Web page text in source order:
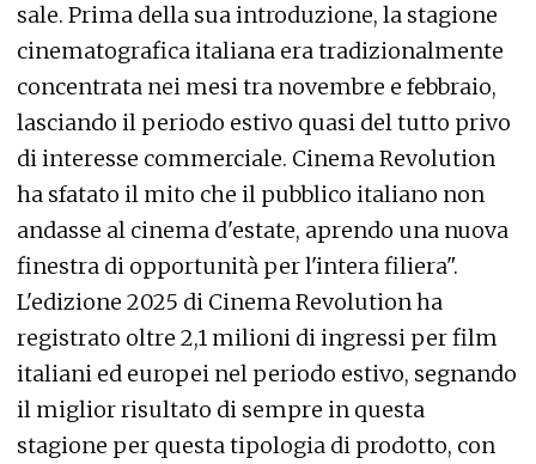
sale. Prima della sua introduzione, la stagione
cinematografica italiana era tradizionalmente
concentrata nei mesi tra novembre e febbraio,
lasciando il periodo estivo quasi del tutto privo
di interesse commerciale. Cinema Revolution
ha sfatato il mito che il pubblico italiano non
andasse al cinema d'estate, aprendo una nuova
finestra di opportunità per l'intera filiera".
L'edizione 2025 di Cinema Revolution ha
registrato oltre 2,1 milioni di ingressi per film
italiani ed europei nel periodo estivo, segnando
il miglior risultato di sempre in questa
stagione per questa tipologia di prodotto, con